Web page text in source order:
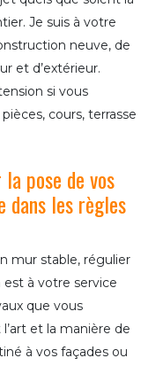
Je suis à votre
neuve, de
et d’extérieur.
si vous
cours, terrasse
pose de vos
dans les règles
mur stable, régulier
est à votre service
que vous
et la manière de
à vos façades ou